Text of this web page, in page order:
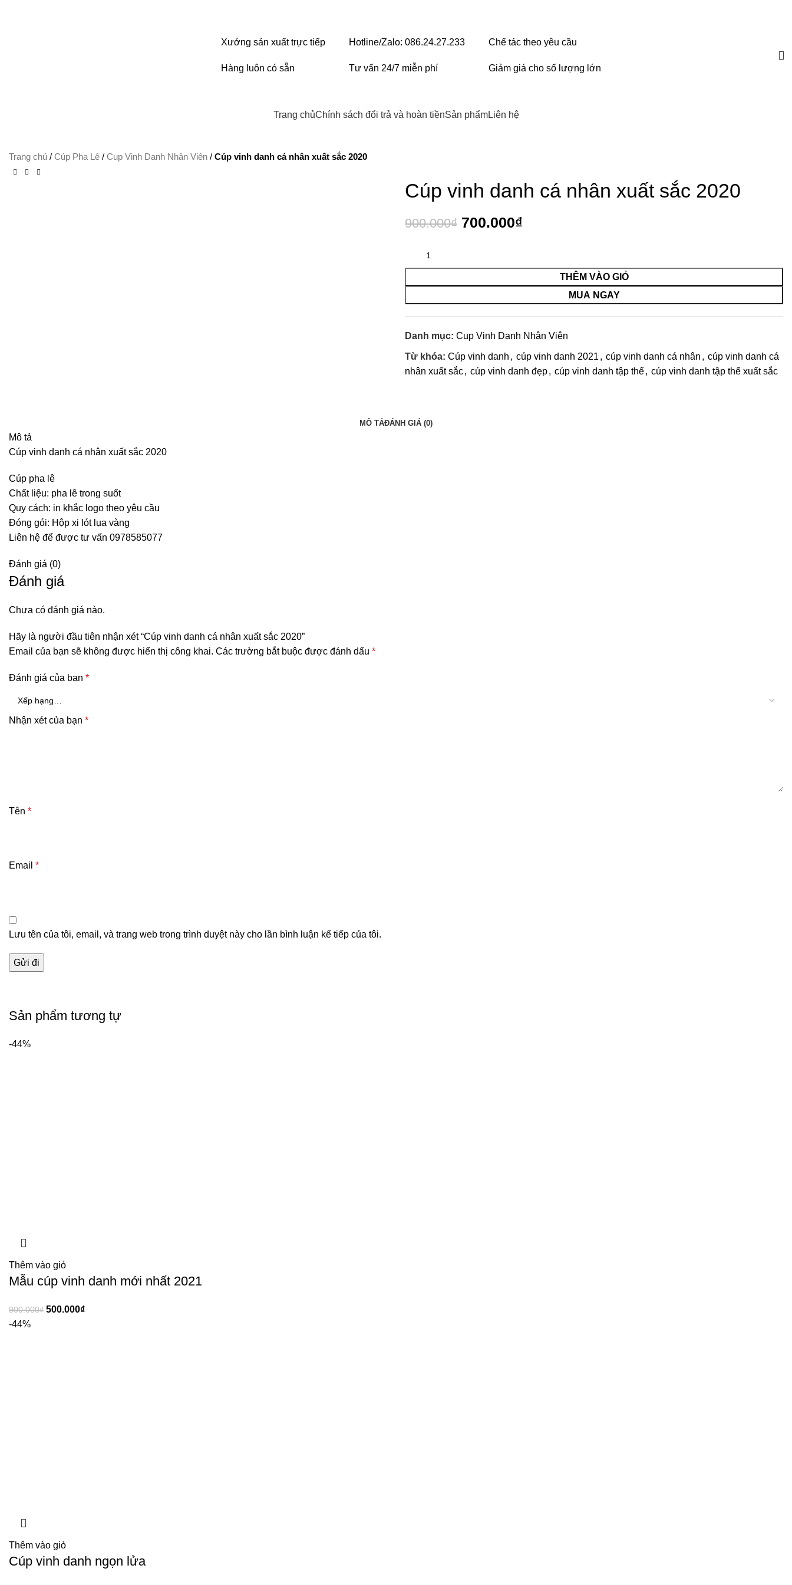
Xưởng sản xuất trực tiếp
Hàng luôn có sẵn
Hotline/Zalo: 086.24.27.233
Tư vấn 24/7 miễn phí
Chế tác theo yêu cầu
Giảm giá cho số lượng lớn
Trang chủChính sách đổi trả và hoàn tiềnSản phẩmLiên hệ
Trang chủ / Cúp Pha Lê / Cup Vinh Danh Nhân Viên / Cúp vinh danh cá nhân xuất sắc 2020
Cúp vinh danh cá nhân xuất sắc 2020
900.000₫ 700.000₫
THÊM VÀO GIỎ
MUA NGAY
Danh mục: Cup Vinh Danh Nhân Viên
Từ khóa: Cúp vinh danh , cúp vinh danh 2021 , cúp vinh danh cá nhân , cúp vinh danh cá
nhân xuất sắc, cúp vinh danh đẹp, cúp vinh danh tập thể, cúp vinh danh tập thể xuất sắc
MÔ TẢĐÁNH GIÁ (0)
Mô tả
Cúp vinh danh cá nhân xuất sắc 2020
Cúp pha lê
Chất liệu: pha lê trong suốt
Quy cách: in khắc logo theo yêu cầu
Đóng gói: Hộp xi lót lụa vàng
Liên hệ để được tư vấn 0978585077
Đánh giá (0)
Đánh giá
Chưa có đánh giá nào.
Hãy là người đầu tiên nhận xét “Cúp vinh danh cá nhân xuất sắc 2020”
Email của bạn sẽ không được hiển thị công khai. Các trường bắt buộc được đánh dấu *
Đánh giá của bạn *
Nhận xét của bạn *
Tên *
Email *
Lưu tên của tôi, email, và trang web trong trình duyệt này cho lần bình luận kế tiếp của tôi.
Sản phẩm tương tự
-44%
Thêm vào giỏ
Mẫu cúp vinh danh mới nhất 2021
900.000₫ 500.000₫
-44%
Thêm vào giỏ
Cúp vinh danh ngọn lửa